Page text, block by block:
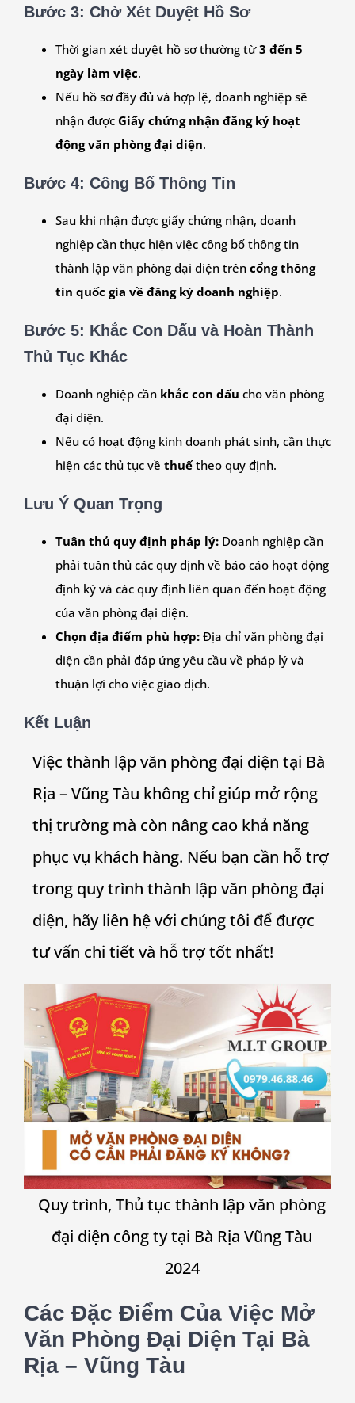
Bước 3: Chờ Xét Duyệt Hồ Sơ
Thời gian xét duyệt hồ sơ thường từ3 đến 5
ngày làm việc.
Nếu hồ sơ đầy đủ và hợp lệ, doanh nghiệp sẽ
nhận được Giấy chứng nhận đăng ký hoạt
động văn phòng đại diện.
Bước 4: Công Bố Thông Tin
Sau khi nhận được giấy chứng nhận, doanh
nghiệp cần thực hiện việc công bố thông tin
thành lập văn phòng đại diện trên cổng thông
tin quốc gia về đăng ký doanh nghiệp.
Bước 5: Khắc Con Dấu và Hoàn Thành
Thủ Tục Khác
Doanh nghiệp cần khắc con dấu cho văn phòng
đại diện.
Nếu có hoạt động kinh doanh phát sinh, cần thực
hiện các thủ tục về thuếtheo quy định.
Lưu Ý Quan Trọng
Tuân thủ quy định pháp lý: Doanh nghiệp cần
phải tuân thủ các quy định về báo cáo hoạt động
định kỳ và các quy định liên quan đến hoạt động
của văn phòng đại diện.
Chọn địa điểm phù hợp: Địa chỉ văn phòng đại
diện cần phải đáp ứng yêu cầu về pháp lý và
thuận lợi cho việc giao dịch.
Kết Luận
Việc thành lập văn phòng đại diện tại Bà
Rịa – Vũng Tàu không chỉ giúp mở rộng
thị trường mà còn nâng cao khả năng
phục vụ khách hàng. Nếu bạn cần hỗ trợ
trong quy trình thành lập văn phòng đại
diện, hãy liên hệ với chúng tôi để được
tư vấn chi tiết và hỗ trợ tốt nhất!
Quy trình, Thủ tục thành lập văn phòng
đại diện công ty tại Bà Rịa Vũng Tàu
2024
Các Đặc Điểm Của Việc Mở
Văn Phòng Đại Diện Tại Bà
Rịa – Vũng Tàu